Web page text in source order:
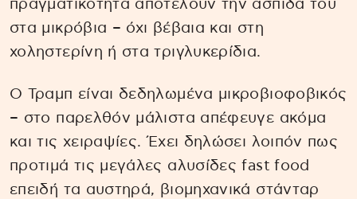
πραγματικότητα αποτελούν την ασπίδα του
στα μικρόβια – όχι βέβαια και στη
χοληστερίνη ή στα τριγλυκερίδια.
Ο Τραμπ είναι δεδηλωμένα μικροβιοφοβικός
– στο παρελθόν μάλιστα απέφευγε ακόμα
και τις χειραψίες. Έχει δηλώσει λοιπόν πως
προτιμά τις μεγάλες αλυσίδες fast food
επειδή τα αυστηρά, βιομηχανικά στάνταρ